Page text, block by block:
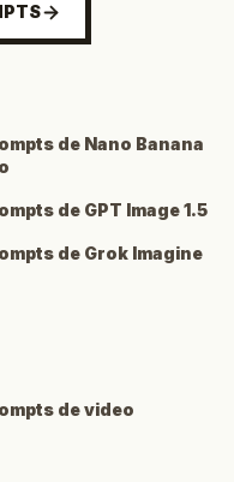
de Nano Banana
de GPT Image 1.5
de Grok Imagine
de video